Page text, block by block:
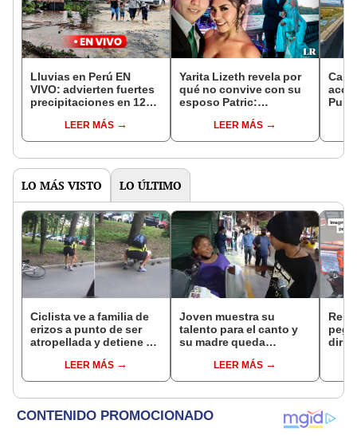
Lluvias en Perú EN
VIVO: advierten fuertes
precipitaciones en 12
LEER MÁS
Yarita Lizeth revela por
qué no convive con su
esposo Patric:
enamorados”
LEER MÁS
LO MÁS VISTO LO ÚLTIMO
Ciclista ve a familia de
erizos a punto de ser
atropellada y detiene su
[VIDEO]LEER MÁS
Joven muestra su
talento para el canto y
su madre queda
LEER MÁS